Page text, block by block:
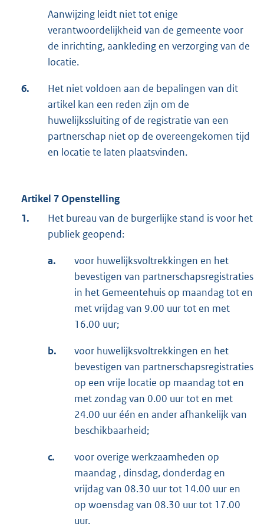
Aanwijzing leidt niet tot enige
verantwoordelijkheid van de gemeente voor
de inrichting, aankleding en verzorging van de
locatie.
6.
Het niet voldoen aan de bepalingen van dit
artikel kan een reden zijn om de
huwelijkssluiting of de registratie van een
partnerschap niet op de overeengekomen tijd
en locatie te laten plaatsvinden.
Artikel 7 Openstelling
1.
Het bureau van de burgerlijke stand is voor het
publiek geopend:
a.
voor huwelijksvoltrekkingen en het
bevestigen van partnerschapsregistraties
in het Gemeentehuis op maandag tot en
met vrijdag van 9.00 uur tot en met
16.00 uur;
b.
voor huwelijksvoltrekkingen en het
bevestigen van partnerschapsregistraties
op een vrije locatie op maandag tot en
met zondag van 0.00 uur tot en met
24.00 uur één en ander afhankelijk van
beschikbaarheid;
c.
voor overige werkzaamheden op
maandag , dinsdag, donderdag en
vrijdag van 08.30 uur tot 14.00 uur en
op woensdag van 08.30 uur tot 17.00
uur.